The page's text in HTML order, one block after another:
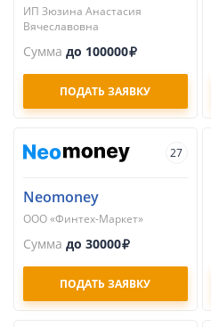
ИП Зюзина Анастасия
Вячеславовна
Сумма до 100000
ПОДАТЬ ЗАЯВКУ
27
Neomoney
ООО «Финтех-Маркет»
Сумма до 30000
ПОДАТЬ ЗАЯВКУ